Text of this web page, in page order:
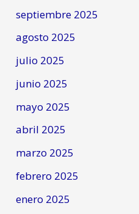
septiembre 2025
agosto 2025
julio 2025
junio 2025
mayo 2025
abril 2025
marzo 2025
febrero 2025
enero 2025